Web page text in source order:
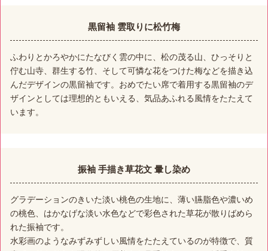
黒留袖 雲取りに松竹梅
ふわりとかろやかにたなびく雲の中に、松の茂る山、ひっそりと
佇む山寺、群生する竹、そして可憐な花をつけた梅などを描き込
んだデザインの黒留袖です。おめでたい席で着用する黒留袖のデ
ザインとしては理想的ともいえる、気品あふれる風情をたたえて
います。
振袖 手描き草花文 暈し染め
グラデーションのきいた淡い桃色の生地に、薄い臙脂色や濃いめ
の桃色、はかなげな淡い水色などで彩色された草花が散りばめら
れた振袖です。
水彩画のようなみずみずしい風情をたたえているのが特徴で、質